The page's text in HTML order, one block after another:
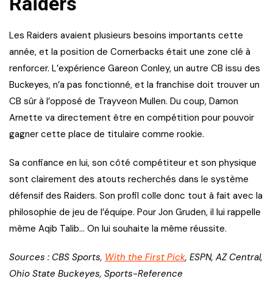
Les Raiders avaient plusieurs besoins importants cette
année, et la position de Cornerbacks était une zone clé à
renforcer. L’expérience Gareon Conley, un autre CB issu des
Buckeyes, n’a pas fonctionné, et la franchise doit trouver un
CB sûr à l’opposé de Trayveon Mullen. Du coup, Damon
Arnette va directement être en compétition pour pouvoir
gagner cette place de titulaire comme rookie.
Sa confiance en lui, son côté compétiteur et son physique
sont clairement des atouts recherchés dans le système
défensif des Raiders. Son profil colle donc tout à fait avec la
philosophie de jeu de l’équipe. Pour Jon Gruden, il lui rappelle
même Aqib Talib… On lui souhaite la même réussite.
Sources : CBS Sports, With the First Pick, ESPN, AZ Central,
Ohio State Buckeyes, Sports-Reference